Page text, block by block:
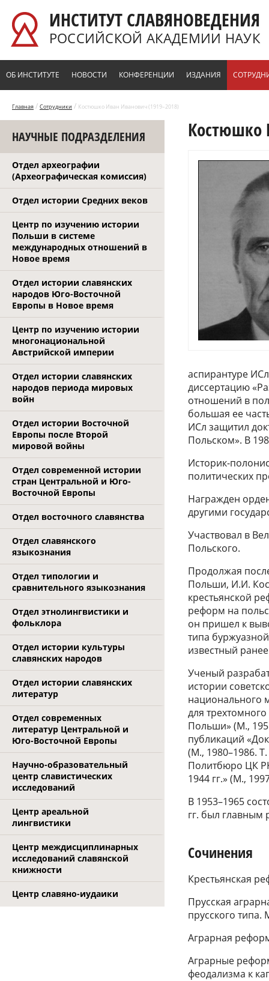
ИНСТИТУТ СЛАВЯНОВЕДЕНИЯ
РОССИЙСКОЙ АКАДЕМИИ НАУК
ОБ ИНСТИТУТЕ НОВОСТИ КОНФЕРЕНЦИИ ИЗДАНИЯ
Главная / Сотрудники / Костюшко Иван Иванович (1919–2018)
НАУЧНЫЕ ПОДРАЗДЕЛЕНИЯ
Отдел археографии
(Археографическая комиссия)
Отдел истории Средних веков
Центр по изучению истории
Польши в системе
международных отношений в
Новое время
Отдел истории славянских
народов Юго-Восточной
Европы в Новое время
Центр по изучению истории
многонациональной
Австрийской империи
Отдел истории славянских
народов периода мировых
войн
Отдел истории Восточной
Европы после Второй
мировой войны
Отдел современной истории
стран Центральной и Юго-
Восточной Европы
Отдел восточного славянства
Отдел славянского
языкознания
Отдел типологии и
сравнительного языкознания
Отдел этнолингвистики и
фольклора
Отдел истории культуры
славянских народов
Отдел истории славянских
литератур
Отдел современных
литератур Центральной и
Юго-Восточной Европы
Научно-образовательный
центр славистических
исследований
Центр ареальной
лингвистики
Центр междисциплинарных
исследований славянской
книжности
Центр славяно-иудаики
Костюшко
аспирантуре
диссертацию
отношений в
большая ее
ИСл защитил
Польском». В
Историк-
политических
Награжден
другими
Участвовал в
Польского.
Продолжая
Польши, И.И.
крестьянской
реформ на
он пришел к
типа
известный
Ученый
истории
национального
для
Польши» (М.,
публикаций
(М., 1980–1986.
Политбюро ЦК
1944 гг.» (М.,
В 1953–1965
гг. был главным
Сочинения
Крестьянская
Прусская
прусского типа.
Аграрная
Аграрные
феодализма к